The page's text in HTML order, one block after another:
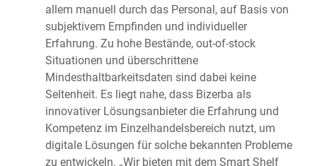
allem manuell durch das Personal, auf Basis von
subjektivem Empfinden und individueller
Erfahrung. Zu hohe Bestände, out-of-stock
Situationen und überschrittene
Mindesthaltbarkeitsdaten sind dabei keine
Seltenheit. Es liegt nahe, dass Bizerba als
innovativer Lösungsanbieter die Erfahrung und
Kompetenz im Einzelhandelsbereich nutzt, um
digitale Lösungen für solche bekannten Probleme
zu entwickeln. „Wir bieten mit dem Smart Shelf